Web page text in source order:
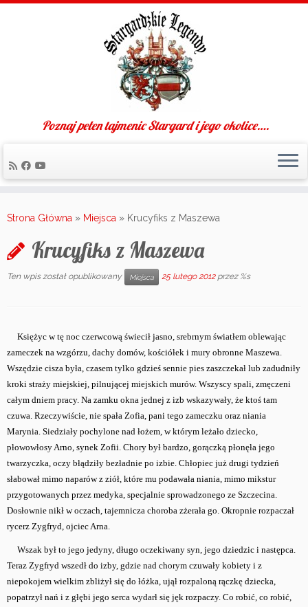
to
Poznaj pełen tajmenic Stargard i jego okolice….
Strona Główna » Miejsca » Krucyfiks z Maszewa
Krucyfiks z Maszewa
Ten wpis został opublikowany Miejsca 25 lutego 2012 przez %s
Księżyc w tę noc czerwcową świecił jasno, srebrnym światłem oblewając
zameczek na wzgórzu, dachy domów, kościółek i mury obronne Maszewa.
Wszędzie cisza była, czasem tylko gdzieś sennie pies zaszczekał lub zadudniły
kroki straży miejskiej, pilnującej miejskich murów. Wszyscy spali, zmęczeni
całym dniem pracy. Na zamku okna jednej z izb wskazywały, że ktoś tam
czuwa. Rzeczywiście, nie spała Zofia, pani tego zameczku oraz niania
Marynia. Siedziały pochylone nad łożem, w którym leżało dziecko,
płowowłosy Arno, synek Zofii. Chory był bardzo, gorączką płonęła jego
twarzyczka, oczy błądziły bezładnie po izbie. Chłopiec już drugi tydzień
słabował mimo naparów z ziół, które mu podawała niania, mimo mikstur
przygotowanych przez medyka, specjalnie sprowadzonego ze Szczecina.
Dosłownie nikł w oczach, tajemnicza choroba zżerała go. Okropnie rozpaczał
rycerz Zygfryd, ojciec Arna.
Wszak był to jego jedyny, długo oczekiwany syn, jego dziedzic i następca.
Teraz Zygfryd wszedł do izby, gdzie nad chorym czuwały kobiety i z
niepokojem wielkim zbliżył się do łóżka, ujął rozpaloną rączkę dziecka,
popatrzył nań i z głębi jego serca wydarł się jęk rozpaczy. Co robić, co robić,